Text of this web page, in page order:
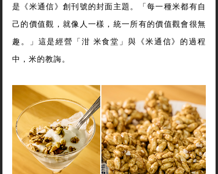
是《米通信》創刊號的封面主題。「每一種米都有自
己的價值觀，就像人一樣，統一所有的價值觀會很無
趣。」這是經營「泔 米食堂」與《米通信》的過程
中，米的教誨。